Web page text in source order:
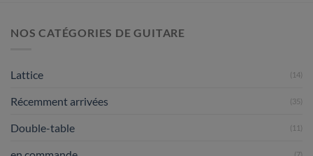
NOS CATÉGORIES DE GUITARE
Lattice (14)
Récemment arrivées (35)
Double-table (11)